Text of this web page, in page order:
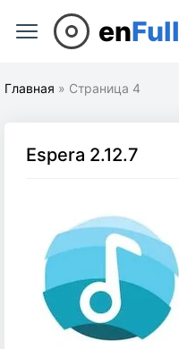
enFull
Главная » Страница 4
Espera 2.12.7